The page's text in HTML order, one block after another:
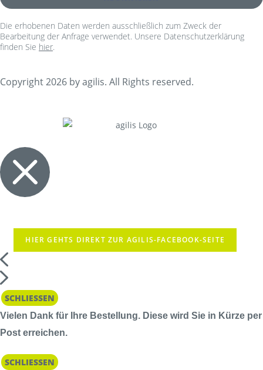
Die erhobenen Daten werden ausschließlich zum Zweck der
Bearbeitung der Anfrage verwendet. Unsere Datenschutzerklärung
finden Sie hier.
Copyright 2026 by agilis. All Rights reserved.
HIER GEHTS DIREKT ZUR AGILIS-FACEBOOK-SEITE
SCHLIESSEN
Vielen Dank für Ihre Bestellung. Diese wird Sie in Kürze per
Post erreichen.
SCHLIESSEN